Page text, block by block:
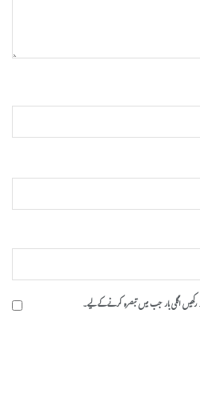
اگلی بار جب میں تبصرہ کرنے کےلیے۔